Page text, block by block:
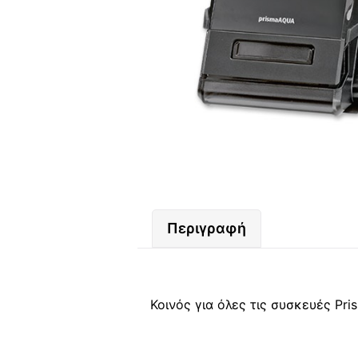
Περιγραφή
Κοινός για όλες τις συσκευές